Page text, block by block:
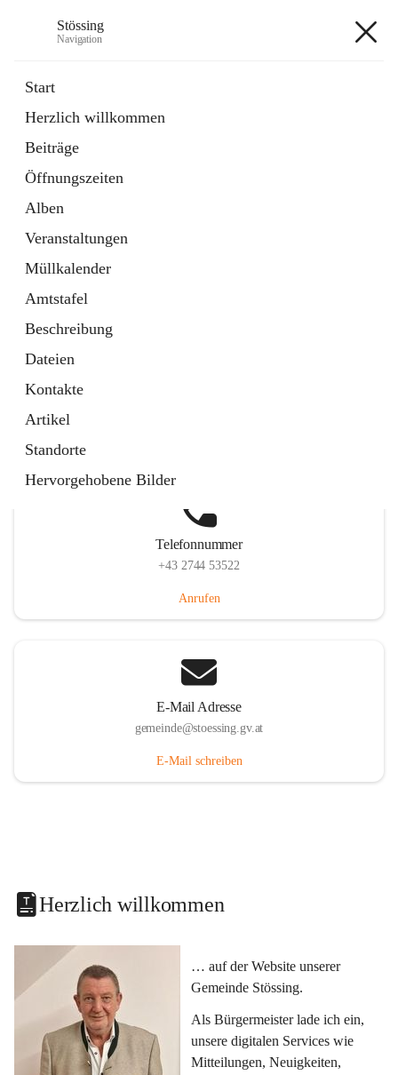
Stössing
Navigation
Start
Herzlich willkommen
Beiträge
Öffnungszeiten
Alben
Veranstaltungen
Müllkalender
Amtstafel
Beschreibung
Dateien
Kontakte
Artikel
Standorte
Hervorgehobene Bilder
Datei
in
Tab
Kindergarten
öffnet
in
neuem
Tab
Telefonnummer
+43 2744 53522
Anrufen
E-Mail Adresse
gemeinde@stoessing.gv.at
E-Mail schreiben
Herzlich willkommen
… auf der Website unserer
Gemeinde Stössing.
Als Bürgermeister lade ich ein,
unsere digitalen Services wie
Mitteilungen, Neuigkeiten,